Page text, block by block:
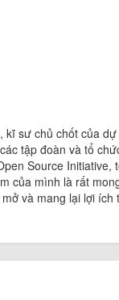
sư chủ chốt của
tập đoàn và tổ
Source Initiative,
của mình là rất
và mang lại lợi ích